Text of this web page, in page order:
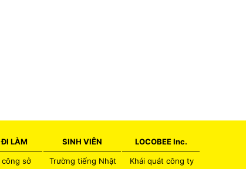
LÀM
công sở
SINH VIÊN
Trường tiếng Nhật
LOCOBEE Inc.
Khái quát công ty